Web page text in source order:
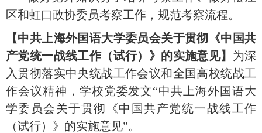
区和虹口政协委员考察工作，规范考察流程。
【中共上海外国语大学委员会关于贯彻《中国共
产党统一战线工作（试行）》的实施意见】 为深
入贯彻落实中央统战工作会议和全国高校统战工
作会议精神，学校党委发文“中共上海外国语大
学委员会关于贯彻《中国共产党统一战线工作
（试行）》的实施意见”。